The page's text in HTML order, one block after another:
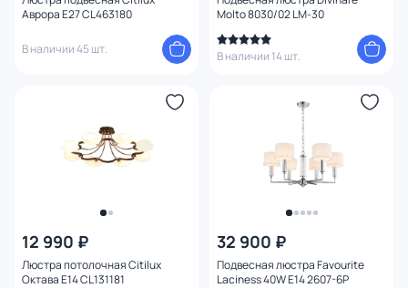
Аврора E27 CL463180
В наличии 45 шт.
Molto 8030/02 LM-30
В наличии 14 шт.
12 990 ₽
Люстра потолочная Citilux
Октава E14 CL131181
32 900 ₽
Подвесная люстра Favourite
Laciness 40W E14 2607-6P
Степень пыле-влагозащиты
Мощность ламп